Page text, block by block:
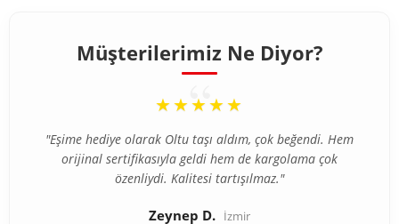
Müşterilerimiz Ne Diyor?
“
★★★★★
"Eşime hediye olarak Oltu taşı aldım, çok beğendi. Hem
orijinal sertifikasıyla geldi hem de kargolama çok
özenliydi. Kalitesi tartışılmaz."
Zeynep D. İzmir
“
★★★★★
"İlk defa internetten tesbih aldım ve tereddütlerim vardı
ama ürün beklediğimden çok daha kaliteli çıktı. Gümüş
püskül detayı harika."
Ahmet T. Bursa